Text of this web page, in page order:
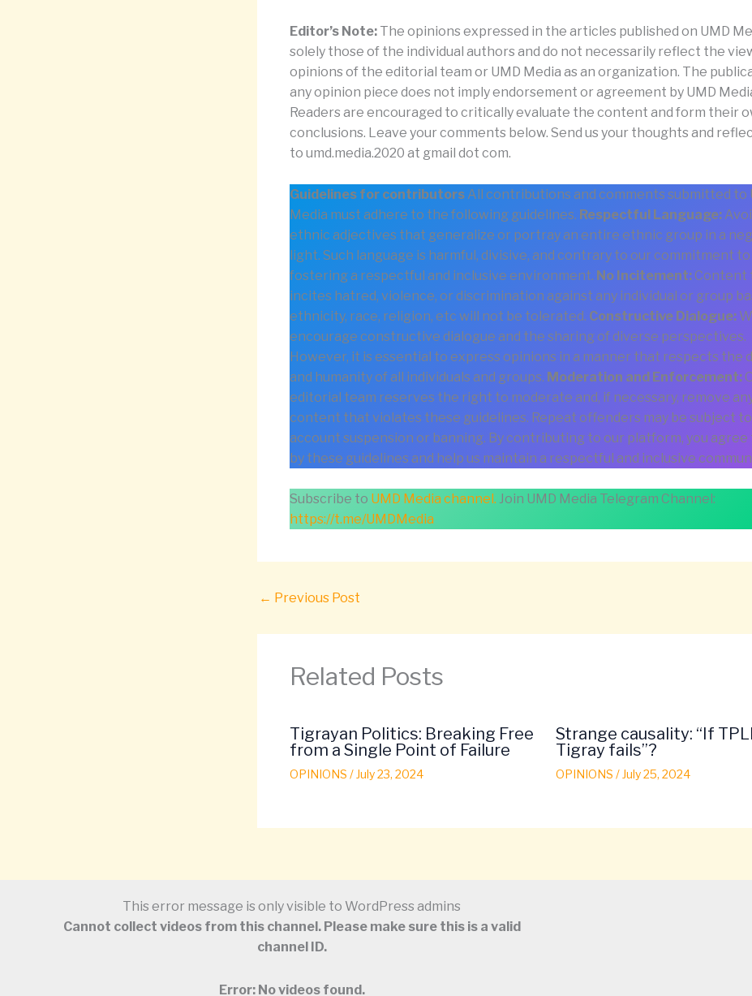
Editor’s Note: The opinions expressed in the articles published on UMD
solely those of the individual authors and do not necessarily reflect the
opinions of the editorial team or UMD Media as an organization. The
any opinion piece does not imply endorsement or agreement by UMD
Readers are encouraged to critically evaluate the content and form their
conclusions. Leave your comments below. Send us your thoughts and
to umd.media.2020 at gmail dot com.
Guidelines for contributors All contributions and comments submitted to
Media must adhere to the following guidelines. Respectful Language:
ethnic adjectives that generalize or portray an entire ethnic group in a
light. Such language is harmful, divisive, and contrary to our commitment to
fostering a respectful and inclusive environment. No Incitement:Content
incites hatred, violence, or discrimination against any individual or group
ethnicity, race, religion, etc will not be tolerated. Constructive Dialogue:
encourage constructive dialogue and the sharing of diverse perspectives.
However, it is essential to express opinions in a manner that respects the
and humanity of all individuals and groups. Moderation and Enforcement:
editorial team reserves the right to moderate and, if necessary, remove
content that violates these guidelines. Repeat offenders may be subject to
account suspension or banning. By contributing to our platform, you agree
by these guidelines and help us maintain a respectful and inclusive
Subscribe to UMD Media channel. Join UMD Media Telegram Channel:
https://t.me/UMDMedia
← Previous Post
Related Posts
Tigrayan Politics: Breaking Free
from a Single Point of Failure
OPINIONS / July 23, 2024
Strange causality: “If
Tigray fails”?
OPINIONS / July 25, 2024
This error message is only visible to WordPress admins
Cannot collect videos from this channel. Please make sure this is a valid
channel ID.
Error: No videos found.